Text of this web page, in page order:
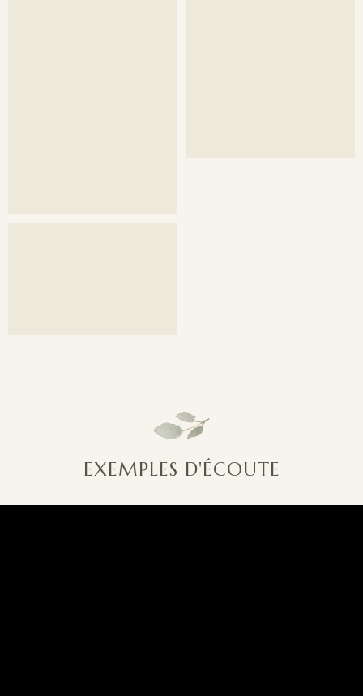
EXEMPLES D'ÉCOUTE